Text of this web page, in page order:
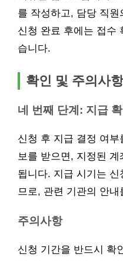
를 작성하고, 담당 직
신청 완료 후에는 접수
습니다.
확인 및 주의사항
네 번째 단계: 지급
신청 후 지급 결정 여
보를 받으면, 지정된
됩니다. 지급 시기는
므로, 관련 기관의 안내
주의사항
신청 기간을 반드시 확